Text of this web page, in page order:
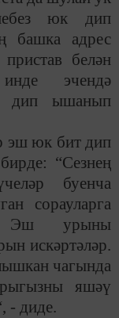
юк дип
башка адрес
белән
эчендә
дип ышанып
эш юк бит дип
“Сезнең
буенча
сорауларга
Эш урыны
искәртәләр.
чагында
яшәү
- диде.